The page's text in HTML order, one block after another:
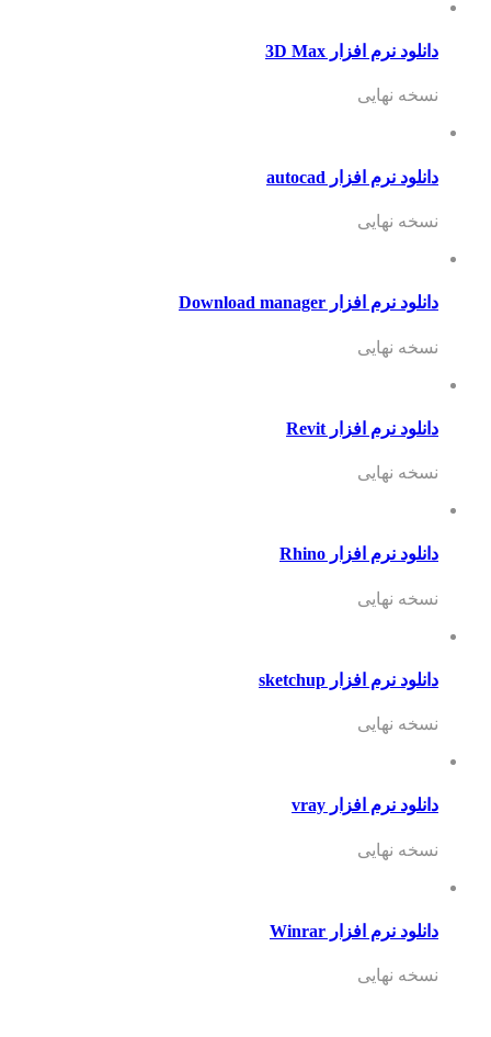
دانلود نرم افزار 3D Max
نسخه نهایی
دانلود نرم افزار autocad
نسخه نهایی
دانلود نرم افزار Download manager
نسخه نهایی
دانلود نرم افزار Revit
نسخه نهایی
دانلود نرم افزار Rhino
نسخه نهایی
دانلود نرم افزار sketchup
نسخه نهایی
دانلود نرم افزار vray
نسخه نهایی
دانلود نرم افزار Winrar
نسخه نهایی